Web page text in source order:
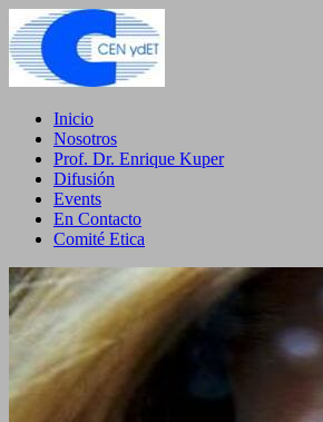
Inicio
Nosotros
Prof. Dr. Enrique Kuper
Difusión
Events
En Contacto
Comité Etica